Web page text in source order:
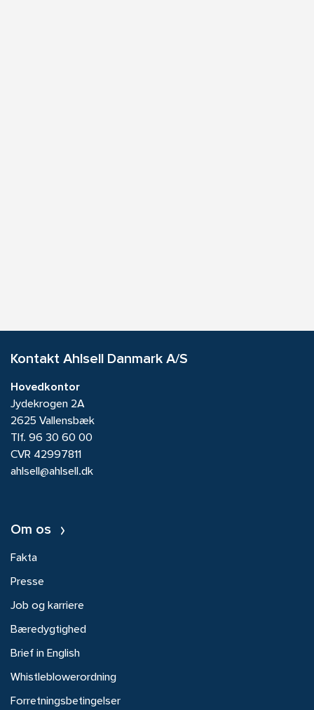
Kontakt Ahlsell Danmark A/S
Hovedkontor
Jydekrogen 2A
2625 Vallensbæk
Tlf. 96 30 60 00
CVR 42997811
ahlsell@ahlsell.dk
Om os
Fakta
Presse
Job og karriere
Bæredygtighed
Brief in English
Whistleblowerordning
Forretningsbetingelser